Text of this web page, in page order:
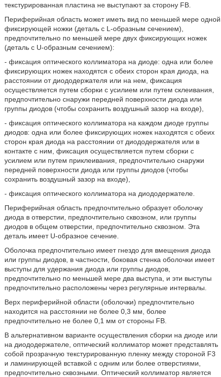
текстурированная пластина не выступают за сторону FB.
Периферийная область может иметь вид по меньшей мере одной
фиксирующей ножки (деталь с L-образным сечением),
предпочтительно по меньшей мере двух фиксирующих ножек
(деталь с U-образным сечением):
- фиксация оптического коллиматора на диоде: одна или более
фиксирующих ножек находятся с обеих сторон края диода, на
расстоянии от диододержателя или на нем, фиксация
осуществляется путем сборки с усилием или путем склеивания,
предпочтительно снаружи передней поверхности диода или
группы диодов (чтобы сохранить воздушный зазор на входе),
- фиксация оптического коллиматора на каждом диоде группы
диодов: одна или более фиксирующих ножек находятся с обеих
сторон края диода на расстоянии от диододержателя или в
контакте с ним, фиксация осуществляется путем сборки с
усилием или путем приклеивания, предпочтительно снаружи
передней поверхности диода или группы диодов (чтобы
сохранить воздушный зазор на входе),
- фиксация оптического коллиматора на диододержателе.
Периферийная область предпочтительно образует оболочку
диода в отверстии, предпочтительно сквозном, или группы
диодов в общем отверстии, предпочтительно сквозном. Эта
деталь имеет U-образное сечение.
Оболочка предпочтительно имеет гнездо для вмещения диода
или группы диодов, в частности, боковая стенка оболочки имеет
выступы для удержания диода или группы диодов,
предпочтительно по меньшей мере два выступа, и эти выступы
предпочтительно расположены через регулярные интервалы.
Верх периферийной области (оболочки) предпочтительно
находится на расстоянии не более 0,3 мм, более
предпочтительно не более 0,1 мм от стороны FB.
В альтернативном варианте осуществления сборки на диоде или
на диододержателе, оптический коллиматор может представлять
собой прозрачную текстурированную пленку между стороной F3
и ламинирующей вставкой с одним или более отверстиями,
предпочтительно сквозными. Оптический коллиматор является